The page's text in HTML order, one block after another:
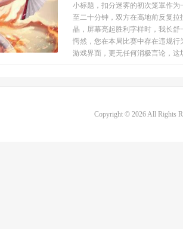
小标题，扣分迷雾的初次笼罩作
至二十分钟，双方在高地前反复
晶，屏幕亮起胜利字样时，我长
愕然，您在本局比赛中存在违规
游戏界面，更无任何消极言论，这
Copyright © 2026 All Rights